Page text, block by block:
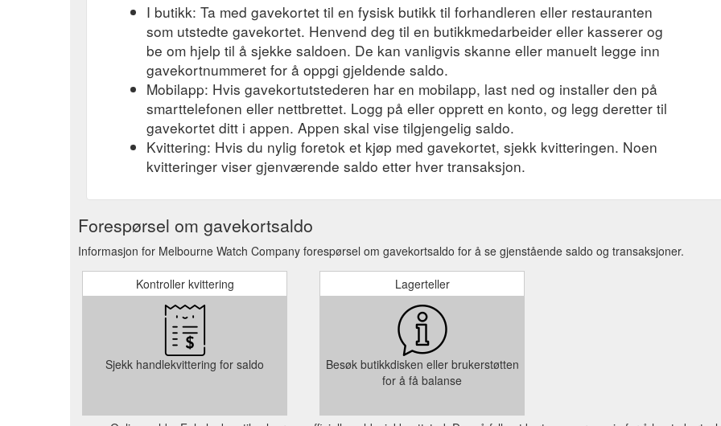
I butikk: Ta med gavekortet til en fysisk butikk til forhandleren eller restauranten
som utstedte gavekortet. Henvend deg til en butikkmedarbeider eller kasserer og
be om hjelp til å sjekke saldoen. De kan vanligvis skanne eller manuelt legge inn
gavekortnummeret for å oppgi gjeldende saldo.
Mobilapp: Hvis gavekortutstederen har en mobilapp, last ned og installer den på
smarttelefonen eller nettbrettet. Logg på eller opprett en konto, og legg deretter til
gavekortet ditt i appen. Appen skal vise tilgjengelig saldo.
Kvittering: Hvis du nylig foretok et kjøp med gavekortet, sjekk kvitteringen. Noen
kvitteringer viser gjenværende saldo etter hver transaksjon.
Forespørsel om gavekortsaldo
Informasjon for Melbourne Watch Company forespørsel om gavekortsaldo for å se gjenstående saldo og transaksjoner.
Kontroller kvittering
Sjekk handlekvittering for saldo
Lagerteller
Besøk butikkdisken eller brukerstøtten
for å få balanse